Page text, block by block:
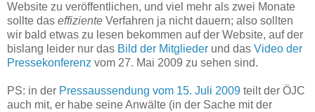
Website zu veröffentlichen, und viel mehr als zwei Monate
sollte das effiziente Verfahren ja nicht dauern; also sollten
wir bald etwas zu lesen bekommen auf der Website, auf der
bislang leider nur das Bild der Mitglieder und das Video der
Pressekonferenz vom 27. Mai 2009 zu sehen sind.
PS: in der Pressaussendung vom 15. Juli 2009 teilt der ÖJC
auch mit, er habe seine Anwälte (in der Sache mit der